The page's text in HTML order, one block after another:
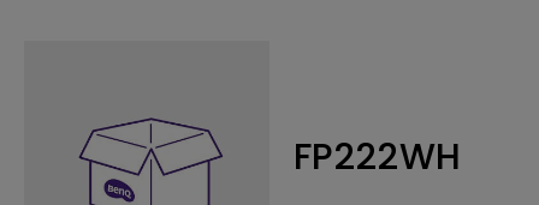
FP222WH